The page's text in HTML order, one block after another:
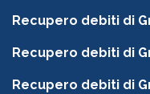
Recupero debiti di
Recupero debiti di
Recupero debiti di